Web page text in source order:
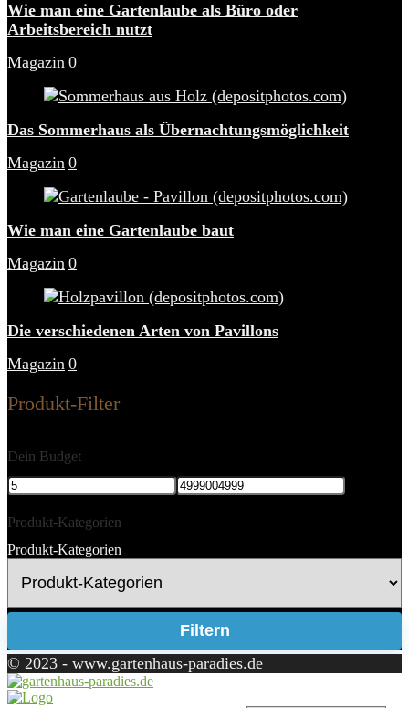
Wie man eine Gartenlaube als Büro oder
Arbeitsbereich nutzt
Magazin 0
Das Sommerhaus als Übernachtungsmöglichkeit
Magazin 0
Wie man eine Gartenlaube baut
Magazin 0
Die verschiedenen Arten von Pavillons
Magazin 0
Produkt-Filter
Dein Budget
Produkt-Kategorien
Produkt-Kategorien
Filtern
© 2023 - www.gartenhaus-paradies.de